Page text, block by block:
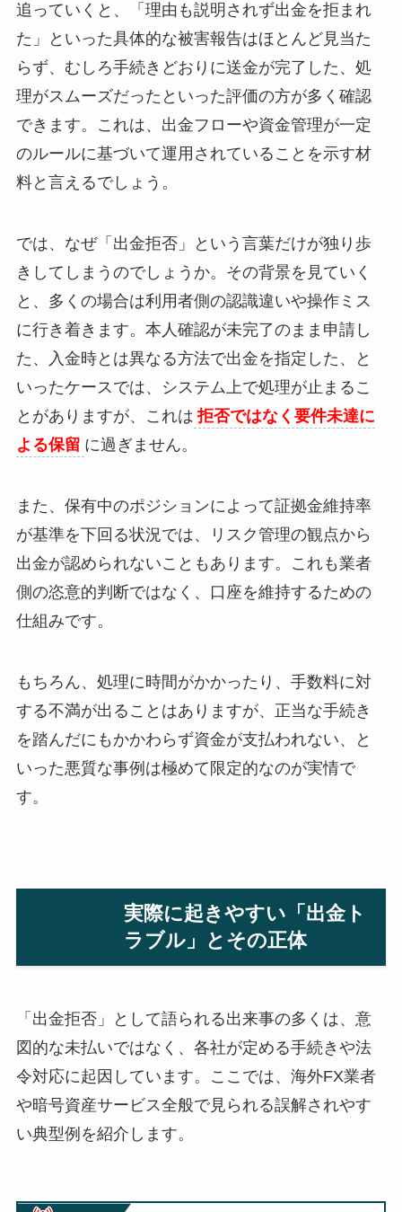
追っていくと、「理由も説明されず出金を拒まれ
た」といった具体的な被害報告はほとんど見当た
らず、むしろ手続きどおりに送金が完了した、処
理がスムーズだったといった評価の方が多く確認
できます。これは、出金フローや資金管理が一定
のルールに基づいて運用されていることを示す材
料と言えるでしょう。
では、なぜ「出金拒否」という言葉だけが独り歩
きしてしまうのでしょうか。その背景を見ていく
と、多くの場合は利用者側の認識違いや操作ミス
に行き着きます。本人確認が未完了のまま申請し
た、入金時とは異なる方法で出金を指定した、と
いったケースでは、システム上で処理が止まるこ
とがありますが、これは 拒否ではなく要件未達に
よる保留 に過ぎません。
また、保有中のポジションによって証拠金維持率
が基準を下回る状況では、リスク管理の観点から
出金が認められないこともあります。これも業者
側の恣意的判断ではなく、口座を維持するための
仕組みです。
もちろん、処理に時間がかかったり、手数料に対
する不満が出ることはありますが、正当な手続き
を踏んだにもかかわらず資金が支払われない、と
いった悪質な事例は極めて限定的なのが実情で
す。
実際に起きやすい「出金ト
ラブル」とその正体
「出金拒否」として語られる出来事の多くは、意
図的な未払いではなく、各社が定める手続きや法
令対応に起因しています。ここでは、海外FX業者
や暗号資産サービス全般で見られる誤解されやす
い典型例を紹介します。